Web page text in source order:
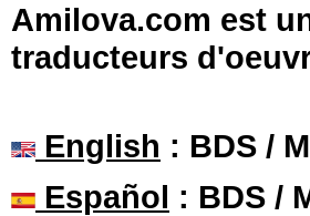
Amilova.com est
traducteurs
English : BDS /
Español : BDS /